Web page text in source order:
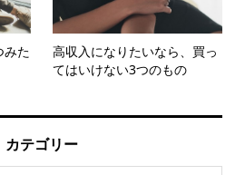
みた
高収入になりたいなら、買っ
てはいけない3つのもの
カテゴリー